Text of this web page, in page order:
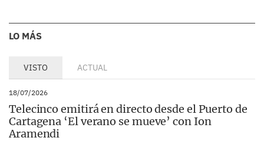
LO MÁS
VISTO ACTUAL
18/07/2026
Telecinco emitirá en directo desde el Puerto de
Cartagena ‘El verano se mueve’ con Ion
Aramendi